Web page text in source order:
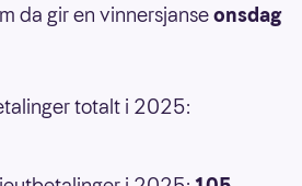
da gir en vinnersjanseonsdag
totalt i 2025: